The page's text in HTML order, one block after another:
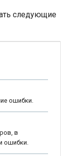
следующие
ошибки.
в
ошибки.